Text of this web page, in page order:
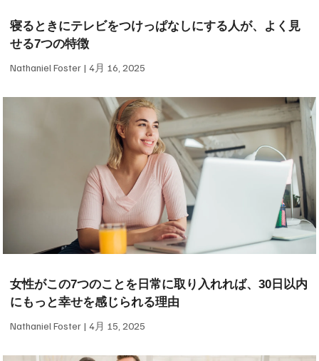
寝るときにテレビをつけっぱなしにする人が、よく見
せる7つの特徴
Nathaniel Foster 4月 16, 2025
女性がこの7つのことを日常に取り入れれば、30日以内
にもっと幸せを感じられる理由
Nathaniel Foster 4月 15, 2025